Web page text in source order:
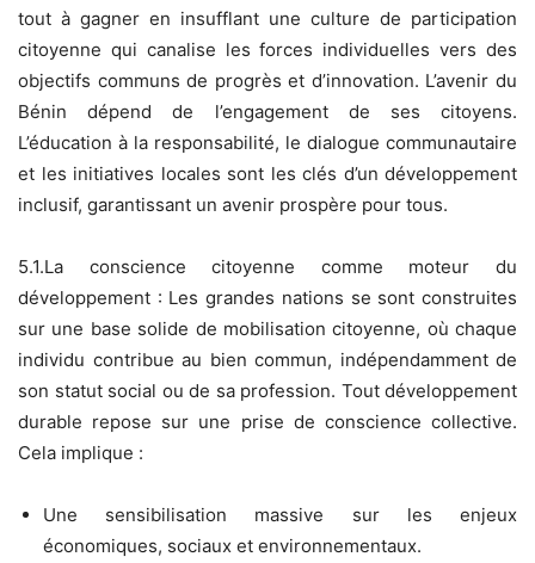
tout à gagner en insufflant une culture de participation
citoyenne qui canalise les forces individuelles vers des
objectifs communs de progrès et d’innovation. L’avenir du
Bénin dépend de l’engagement de ses citoyens.
L’éducation à la responsabilité, le dialogue communautaire
et les initiatives locales sont les clés d’un développement
inclusif, garantissant un avenir prospère pour tous.
5.1.La conscience citoyenne comme moteur du
développement : Les grandes nations se sont construites
sur une base solide de mobilisation citoyenne, où chaque
individu contribue au bien commun, indépendamment de
son statut social ou de sa profession. Tout développement
durable repose sur une prise de conscience collective.
Cela implique :
Une sensibilisation massive sur les enjeux
économiques, sociaux et environnementaux.